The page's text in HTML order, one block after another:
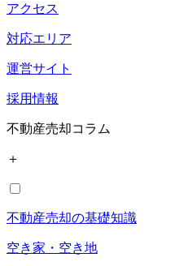
アクセス
対応エリア
運営サイト
採用情報
不動産売却コラム
＋
不動産売却の基礎知識
空き家・空き地